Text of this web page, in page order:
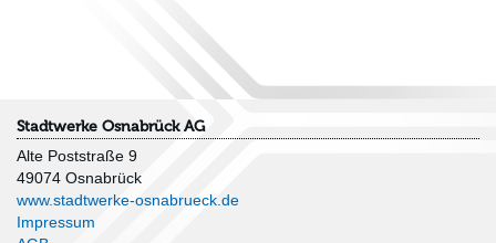
Stadtwerke Osnabrück AG
Alte Poststraße 9
49074 Osnabrück
www.stadtwerke-osnabrueck.de
Impressum